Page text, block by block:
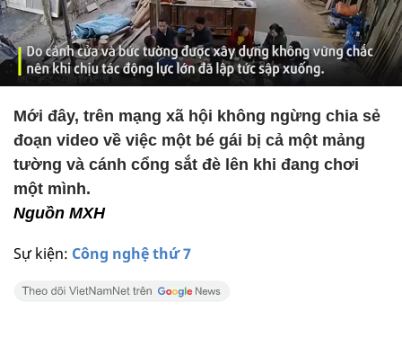
Sự kiện: Công nghệ thứ 7
Mới đây, trên mạng xã hội không ngừng chia sẻ
đoạn video về việc một bé gái bị cả một mảng
tường và cánh cổng sắt đè lên khi đang chơi
một mình.
Nguồn MXH